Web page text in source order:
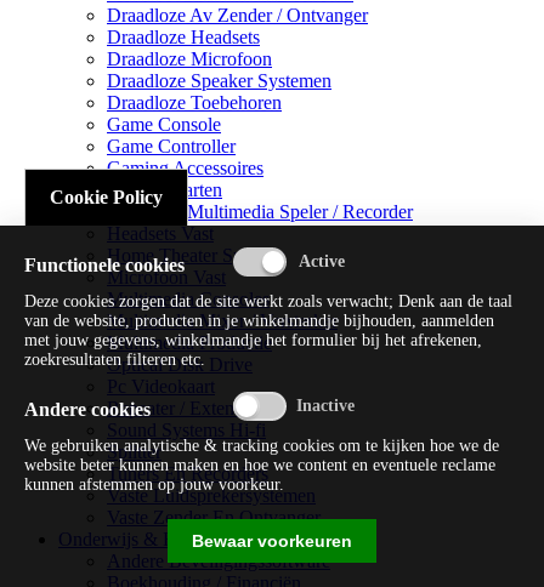
Draadloze Av Zender / Ontvanger
Draadloze Headsets
Draadloze Microfoon
Draadloze Speaker Systemen
Draadloze Toebehoren
Game Console
Game Controller
Gaming Accessoires
Geluidskaarten
Handheld Multimedia Speler / Recorder
Headsets Vast
Home Theater Systems
Microfoon Vast
Multimedia Consoles
Multimedia Mixer / Versterker
Multimedia Productie
Optical Disk Drive
Pc Videokaart
Repeater / Extender
Sound Systems Hi-fi
Splitter
Tuners En Recorders
Vaste Luidsprekersystemen
Vaste Zender En Ontvanger
Onderwijs & Recreatie
Andere Beveiligingssoftware
Cookie Policy
Functionele cookies
Deze cookies zorgen dat de site werkt zoals verwacht; Denk aan de taal
van de website, producten in je winkelmandje bijhouden, aanmelden
met jouw gegevens, winkelmandje het formulier bij het afrekenen,
zoekresultaten filteren etc.
Andere cookies
We gebruiken analytische & tracking cookies om te kijken hoe we de
website beter kunnen maken en hoe we content en eventuele reclame
kunnen afstemmen op jouw voorkeur.
Bewaar voorkeuren